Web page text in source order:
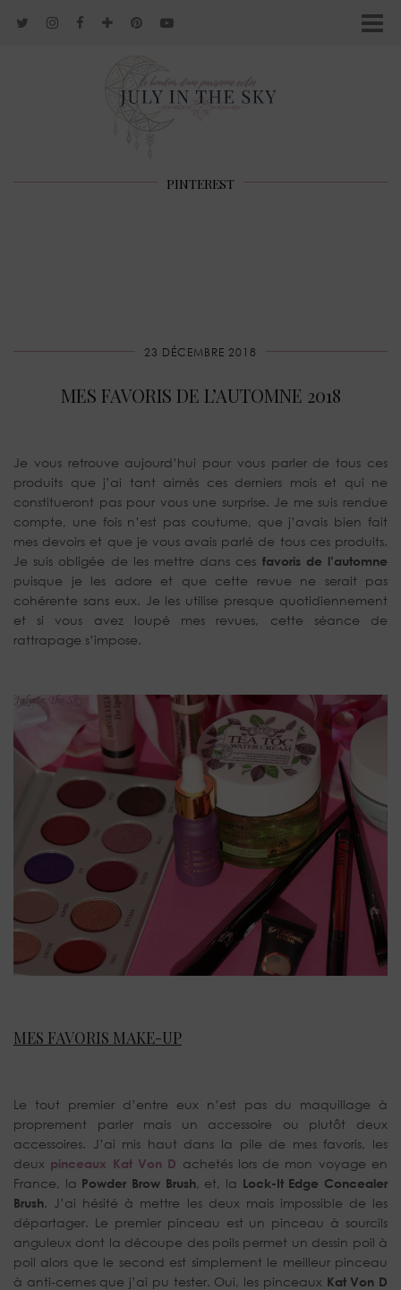
PINTEREST
23 DÉCEMBRE 2018
MES FAVORIS DE L’AUTOMNE 2018
Je vous retrouve aujourd’hui pour vous parler de tous ces
produits que j’ai tant aimés ces derniers mois et qui ne
constitueront pas pour vous une surprise. Je me suis rendue
compte, une fois n’est pas coutume, que j’avais bien fait
mes devoirs et que je vous avais parlé de tous ces produits.
Je suis obligée de les mettre dans ces favoris de l’automne
puisque je les adore et que cette revue ne serait pas
cohérente sans eux. Je les utilise presque quotidiennement
et si vous avez loupé mes revues, cette séance de
rattrapage s’impose.
MES FAVORIS MAKE-UP
Le tout premier d’entre eux n’est pas du maquillage à
proprement parler mais un accessoire ou plutôt deux
accessoires. J’ai mis haut dans la pile de mes favoris, les
deux pinceaux Kat Von D achetés lors de mon voyage en
France, la Powder Brow Brush, et, la Lock-It Edge Concealer
Brush. J’ai hésité à mettre les deux mais impossible de les
départager. Le premier pinceau est un pinceau à sourcils
anguleux dont la découpe des poils permet un dessin poil à
poil alors que le second est simplement le meilleur pinceau
à anti-cernes que j’ai pu tester. Oui, les pinceaux Kat Von D